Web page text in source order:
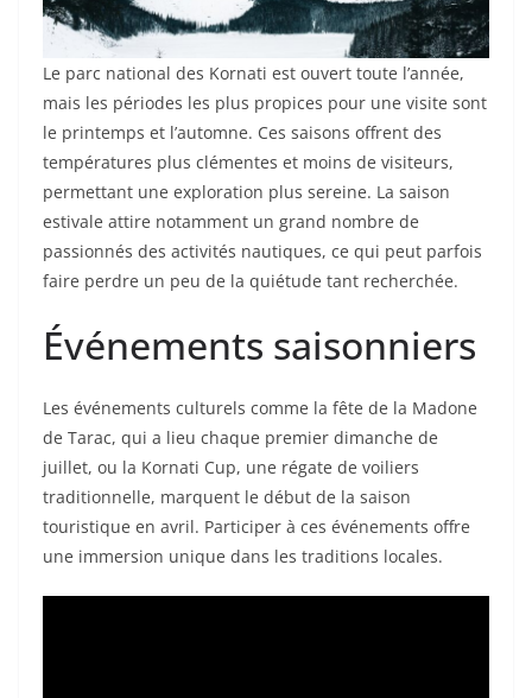
Le parc national des Kornati est ouvert toute l’année,
mais les périodes les plus propices pour une visite sont
le printemps et l’automne. Ces saisons offrent des
températures plus clémentes et moins de visiteurs,
permettant une exploration plus sereine. La saison
estivale attire notamment un grand nombre de
passionnés des activités nautiques, ce qui peut parfois
faire perdre un peu de la quiétude tant recherchée.
Événements saisonniers
Les événements culturels comme la fête de la Madone
de Tarac, qui a lieu chaque premier dimanche de
juillet, ou la Kornati Cup, une régate de voiliers
traditionnelle, marquent le début de la saison
touristique en avril. Participer à ces événements offre
une immersion unique dans les traditions locales.